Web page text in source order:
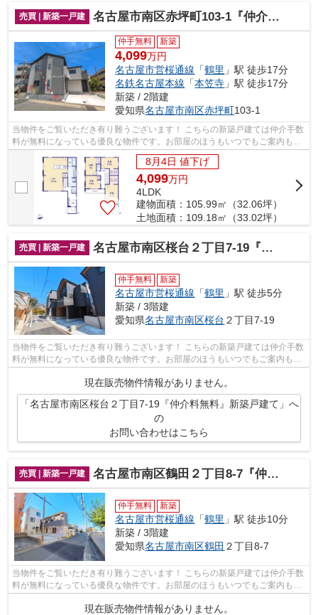
売買 | 新築一戸建 名古屋市南区赤坪町103-1『仲介料無料』新築戸建て
仲手無料 新築
4,099万円
名古屋市営桜通線 「鶴里 」駅 徒歩17分
名鉄名古屋本線 「本笠寺 」駅 徒歩17分
新築 / 2階建
愛知県名古屋市南区赤坪町103-1
当物件をご覧いただき有り難うございます！ こちらの新築戸建ては仲介手数
料が無料になっている優良な物件です。お部屋のほうもいつでもご案内もさ
せて頂きますのでお気軽にお問合せ下...
8月4日 値下げ
4,099万円
4LDK
建物面積：105.99㎡（32.06坪）
土地面積：109.18㎡（33.02坪）
売買 | 新築一戸建 名古屋市南区桜台２丁目7-19『仲介料無料』新築戸建て
仲手無料 新築
名古屋市営桜通線 「鶴里 」駅 徒歩5分
新築 / 3階建
愛知県名古屋市南区桜台 ２丁目7-19
当物件をご覧いただき有り難うございます！ こちらの新築戸建ては仲介手数
料が無料になっている優良な物件です。お部屋のほうもいつでもご案内もさ
現在販売物件情報がありません。
「名古屋市南区桜台２丁目7-19『仲介料無料』新築戸建て」へ
の
お問い合わせはこちら
売買 | 新築一戸建 名古屋市南区鶴田２丁目8-7『仲介料無料』新築戸建て
仲手無料 新築
名古屋市営桜通線 「鶴里 」駅 徒歩10分
新築 / 3階建
愛知県名古屋市南区鶴田 ２丁目8-7
当物件をご覧いただき有り難うございます！ こちらの新築戸建ては仲介手数
料が無料になっている優良な物件です。お部屋のほうもいつでもご案内もさ
せて頂きますのでお気軽にお問合せ下...
現在販売物件情報がありません。